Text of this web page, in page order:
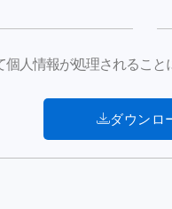
個人情報が処理されること
ダウンロ